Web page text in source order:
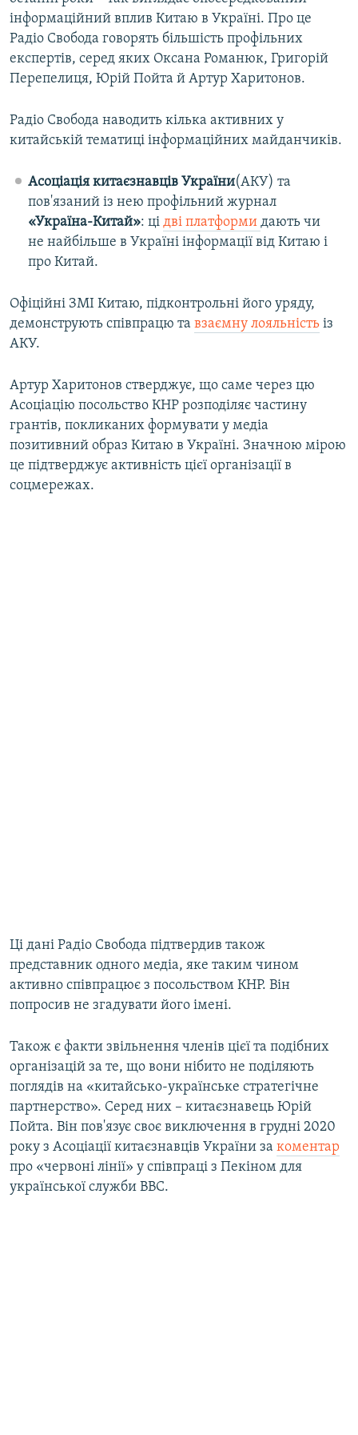
інформаційний вплив Китаю в Україні. Про це
Радіо Свобода говорять більшість профільних
експертів, серед яких Оксана Романюк, Григорій
Перепелиця, Юрій Пойта й Артур Харитонов.
Радіо Свобода наводить кілька активних у
китайській тематиці інформаційних майданчиків.
Асоціація китаєзнавців України(АКУ) та
пов'язаний із нею профільний журнал
«Україна-Китай»: ці дві платформи дають чи
не найбільше в Україні інформації від Китаю і
про Китай.
Офіційні ЗМІ Китаю, підконтрольні його уряду,
демонструють співпрацю та взаємну лояльність із
АКУ.
Артур Харитонов стверджує, що саме через цю
Асоціацію посольство КНР розподіляє частину
грантів, покликаних формувати у медіа
позитивний образ Китаю в Україні. Значною мірою
це підтверджує активність цієї організації в
соцмережах.
Ці дані Радіо Свобода підтвердив також
представник одного медіа, яке таким чином
активно співпрацює з посольством КНР. Він
попросив не згадувати його імені.
Також є факти звільнення членів цієї та подібних
організацій за те, що вони нібито не поділяють
поглядів на «китайсько-українське стратегічне
партнерство». Серед них – китаєзнавець Юрій
Пойта. Він пов'язує своє виключення в грудні 2020
року з Асоціації китаєзнавців України за коментар
про «червоні лінії» у співпраці з Пекіном для
української служби BBC.